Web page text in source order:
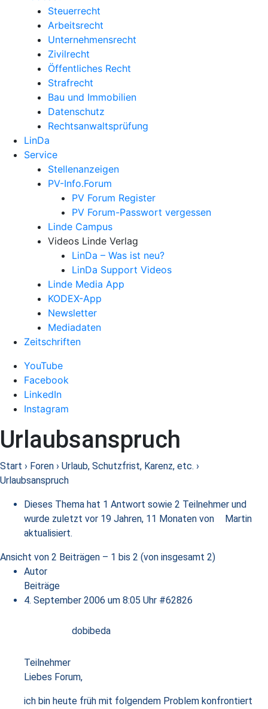
Steuerrecht
Arbeitsrecht
Unternehmens­recht
Zivilrecht
Öffentliches Recht
Strafrecht
Bau und Immobilien
Datenschutz
Rechtsanwalts­prüfung
LinDa
Service
Stellenanzeigen
PV-Info.Forum
PV Forum Register
PV Forum-Passwort vergessen
Linde Campus
Videos Linde Verlag
LinDa – Was ist neu?
LinDa Support Videos
Linde Media App
KODEX-App
Newsletter
Mediadaten
Zeitschriften
YouTube
Facebook
LinkedIn
Instagram
Urlaubsanspruch
Start › Foren › Urlaub, Schutzfrist, Karenz, etc. ›
Urlaubsanspruch
Dieses Thema hat 1 Antwort sowie 2 Teilnehmer und
wurde zuletzt vor 19 Jahren, 11 Monaten von
Martin
aktualisiert.
Ansicht von 2 Beiträgen – 1 bis 2 (von insgesamt 2)
Autor
Beiträge
4. September 2006 um 8:05 Uhr #62826
dobibeda
Teilnehmer
Liebes Forum,
ich bin heute früh mit folgendem Problem konfrontiert